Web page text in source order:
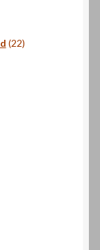
2222